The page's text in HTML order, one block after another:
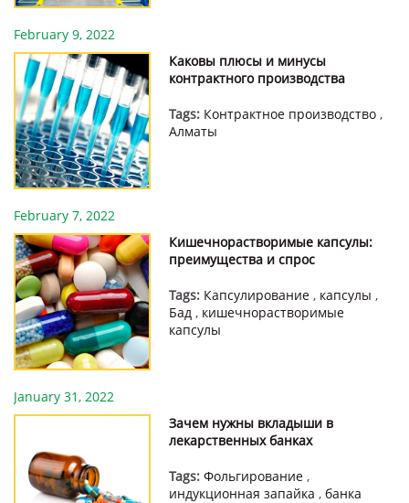
February 9, 2022
Каковы плюсы и минусы
контрактного производства
Tags: Контрактное производство ,
Алматы
February 7, 2022
Кишечнорастворимые капсулы:
преимущества и спрос
Tags: Капсулирование , капсулы ,
Бад , кишечнорастворимые
капсулы
January 31, 2022
Зачем нужны вкладыши в
лекарственных банках
Tags: Фольгирование ,
индукционная запайка , банка